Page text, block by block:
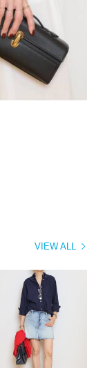
VIEW ALL